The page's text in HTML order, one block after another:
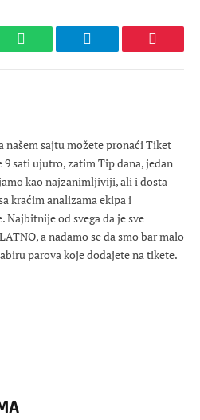
WhatsApp Telegram
našem sajtu možete pronaći Tiket
9 sati ujutro, zatim Tip dana, jedan
kao najzanimljiviji, ali i dosta
kraćim analizama ekipa i
Najbitnije od svega da je sve
a nadamo se da smo bar malo
parova koje dodajete na tikete.